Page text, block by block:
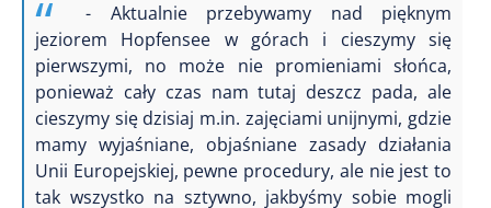
- Aktualnie przebywamy nad pięknym
jeziorem Hopfensee w górach i cieszymy się
pierwszymi, no może nie promieniami słońca,
ponieważ cały czas nam tutaj deszcz pada, ale
cieszymy się dzisiaj m.in. zajęciami unijnymi, gdzie
mamy wyjaśniane, objaśniane zasady działania
Unii Europejskiej, pewne procedury, ale nie jest to
tak wszystko na sztywno, jakbyśmy sobie mogli